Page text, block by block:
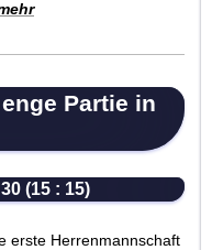
Partie in
(15 : 15)
erste Herrenmannschaft